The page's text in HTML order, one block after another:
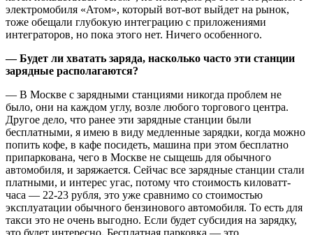
электромобиля «Атом», который вот-вот выйдет на рынок,
тоже обещали глубокую интеграцию с приложениями
интеграторов, но пока этого нет. Ничего особенного.
— Будет ли хватать заряда, насколько часто эти станции
зарядные располагаются?
— В Москве с зарядными станциями никогда проблем не
было, они на каждом углу, возле любого торгового центра.
Другое дело, что ранее эти зарядные станции были
бесплатными, я имею в виду медленные зарядки, когда можно
попить кофе, в кафе посидеть, машина при этом бесплатно
припаркована, чего в Москве не сыщешь для обычного
автомобиля, и заряжается. Сейчас все зарядные станции стали
платными, и интерес угас, потому что стоимость киловатт-
часа — 22-23 рубля, это уже сравнимо со стоимостью
эксплуатации обычного бензинового автомобиля. То есть для
такси это не очень выгодно. Если будет субсидия на зарядку,
это будет интересно. Бесплатная парковка — это